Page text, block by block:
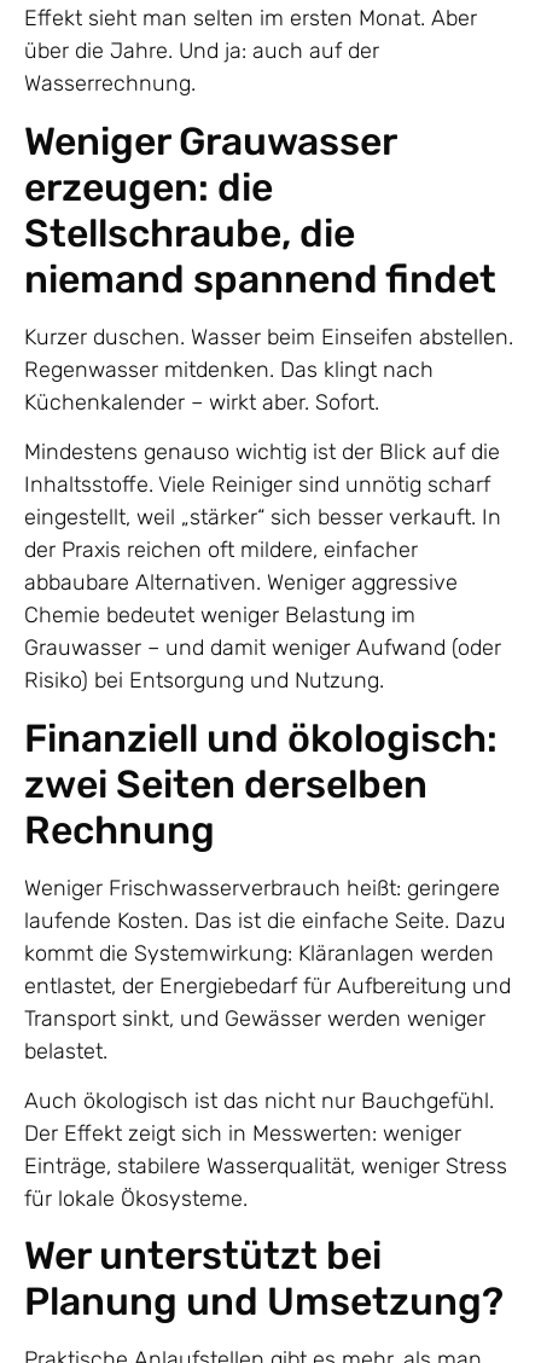
Effekt sieht man selten im ersten Monat. Aber
über die Jahre. Und ja: auch auf der
Wasserrechnung.
Weniger Grauwasser
erzeugen: die
Stellschraube, die
niemand spannend findet
Kurzer duschen. Wasser beim Einseifen abstellen.
Regenwasser mitdenken. Das klingt nach
Küchenkalender – wirkt aber. Sofort.
Mindestens genauso wichtig ist der Blick auf die
Inhaltsstoffe. Viele Reiniger sind unnötig scharf
eingestellt, weil „stärker“ sich besser verkauft. In
der Praxis reichen oft mildere, einfacher
abbaubare Alternativen. Weniger aggressive
Chemie bedeutet weniger Belastung im
Grauwasser – und damit weniger Aufwand (oder
Risiko) bei Entsorgung und Nutzung.
Finanziell und ökologisch:
zwei Seiten derselben
Rechnung
Weniger Frischwasserverbrauch heißt: geringere
laufende Kosten. Das ist die einfache Seite. Dazu
kommt die Systemwirkung: Kläranlagen werden
entlastet, der Energiebedarf für Aufbereitung und
Transport sinkt, und Gewässer werden weniger
belastet.
Auch ökologisch ist das nicht nur Bauchgefühl.
Der Effekt zeigt sich in Messwerten: weniger
Einträge, stabilere Wasserqualität, weniger Stress
für lokale Ökosysteme.
Wer unterstützt bei
Planung und Umsetzung?